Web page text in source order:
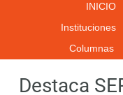
INICIO
Instituciones
Columnas
Destaca